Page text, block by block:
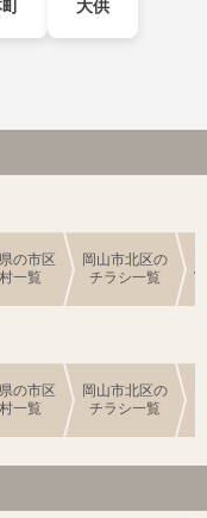
大供
の市区
一覧
岡山市北区の
チラシ一覧
の市区
一覧
岡山市北区の
チラシ一覧